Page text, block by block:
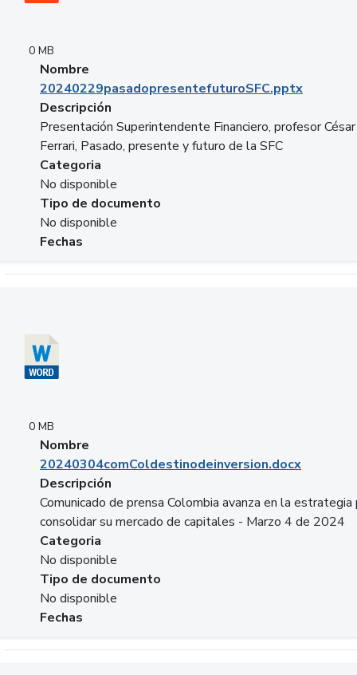
0 MB
Nombre
20240229pasadopresentefuturoSFC.pptx
Descripción
Presentación Superintendente Financiero, profesor César
Ferrari, Pasado, presente y futuro de la SFC
Categoria
No disponible
Tipo de documento
No disponible
Fechas
0 MB
Nombre
20240304comColdestinodeinversion.docx
Descripción
Comunicado de prensa Colombia avanza en la estrategia
consolidar su mercado de capitales - Marzo 4 de 2024
Categoria
No disponible
Tipo de documento
No disponible
Fechas